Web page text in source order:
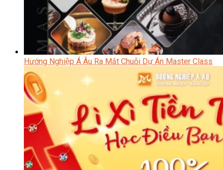
Hướng Nghiệp Á Âu Ra Mắt Chuỗi Dự Án Master Class